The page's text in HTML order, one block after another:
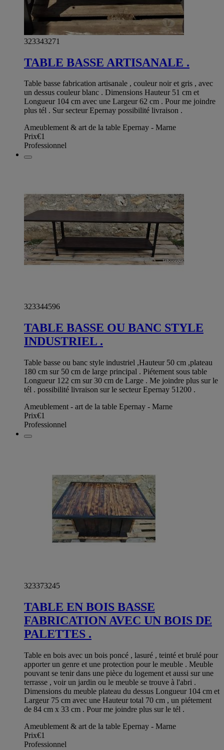
323343271
TABLE BASSE ARTISANALE .
Table basse fabrication artisanale , couleur noir et gris , avec
un dessus couleur blanc . Dimensions Hauteur 51 cm et
Longueur 104 cm avec une Largeur 62 cm . Pour me joindre
plus tél . Sur secteur Epernay possibilité livraison .
Ameublement & art de la table Epernay - Marne
Prix€1
Professionnel
323344596
TABLE BASSE OU BANC STYLE
INDUSTRIEL .
Table basse ou banc style industriel ,Hauteur 50 cm ,plateau
180 cm sur 50 cm de large principal . Piétement sous table
Longueur 122 cm sur 30 cm de Large . Me joindre plus sur le
tél . possibilité livraison sur le secteur Epernay 51200 .
Ameublement - art de la table Epernay - Marne
Prix€1
Professionnel
323373245
TABLE EN BOIS BASSE
FABRICATION AVEC UN BOIS DE
PALETTES .
Table en bois avec un bois poncé , lasuré , teinté et brulé pour
apporter un genre et une protection pour le meuble . Meuble
pouvant se tenir dans une pièce du logement et aussi sur une
terrasse , voir un jardin ou le meuble se trouve à l'abri .
Dimensions du meuble plateau du dessus Longueur 104 cm et
Largeur 75 cm avec une Hauteur total 70 cm , un piétement
de 84 cm x 33 cm . Pour me joindre plus sur le tél .
Ameublement & art de la table Epernay - Marne
Prix€1
Professionnel